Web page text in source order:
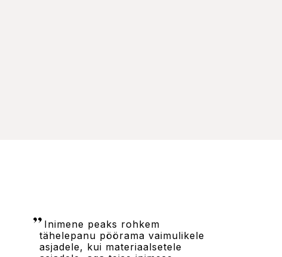
Inimene peaks rohkem
tähelepanu pöörama vaimulikele
asjadele, kui materiaalsetele